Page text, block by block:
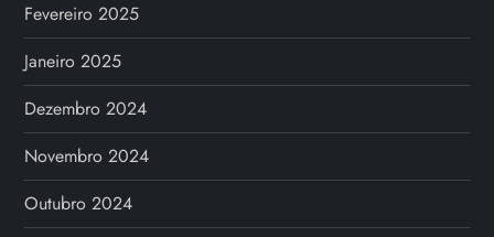
Fevereiro 2025
Janeiro 2025
Dezembro 2024
Novembro 2024
Outubro 2024